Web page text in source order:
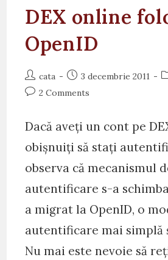
DEX online
OpenID
Post
author:
cata
Post
published:
3 decembrie 2011
Post2 Comments
Dacă aveți un cont pe
obișnuiți să stați
observa că mecanismul
autentificare s-a
a migrat la OpenID, o
autentificare mai simplă
Nu mai este nevoie să